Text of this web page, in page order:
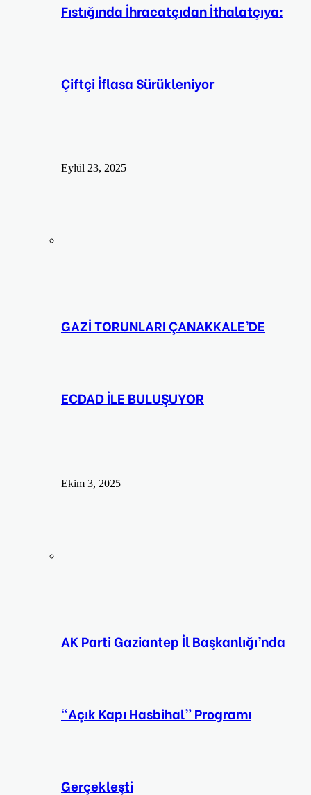
Fıstığında İhracatçıdan İthalatçıya:
Çiftçi İflasa Sürükleniyor
Eylül 23, 2025
GAZİ TORUNLARI ÇANAKKALE’DE
ECDAD İLE BULUŞUYOR
Ekim 3, 2025
AK Parti Gaziantep İl Başkanlığı’nda
“Açık Kapı Hasbihal” Programı
Gerçekleşti